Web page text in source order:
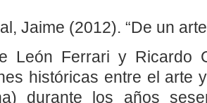
Jaime (2012). “De un
León Ferrari y Ricardo
históricas entre el arte
durante los años